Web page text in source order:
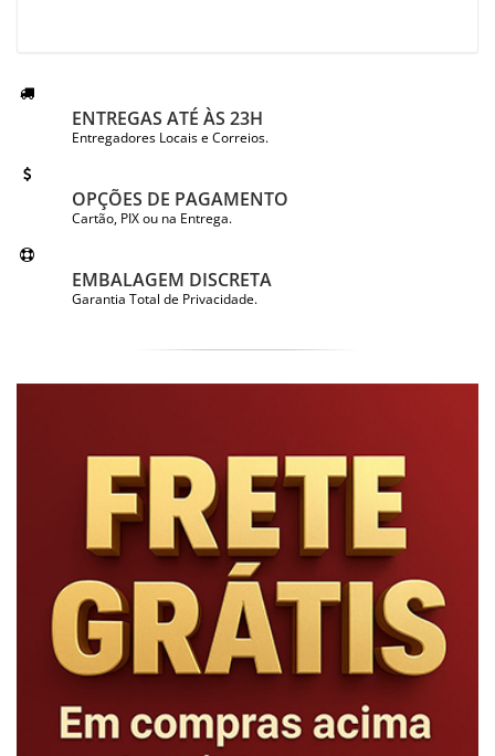
ENTREGAS ATÉ ÀS 23H
Entregadores Locais e Correios.
OPÇÕES DE PAGAMENTO
Cartão, PIX ou na Entrega.
EMBALAGEM DISCRETA
Garantia Total de Privacidade.